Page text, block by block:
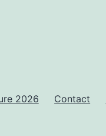
2026 Contact